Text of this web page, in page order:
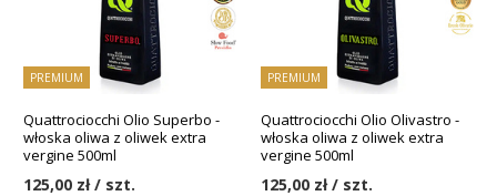
PREMIUM
Quattrociocchi Olio Superbo -
włoska oliwa z oliwek extra
vergine 500ml
125,00 zł / szt.
PREMIUM
Quattrociocchi Olio Olivastro -
włoska oliwa z oliwek extra
vergine 500ml
125,00 zł / szt.